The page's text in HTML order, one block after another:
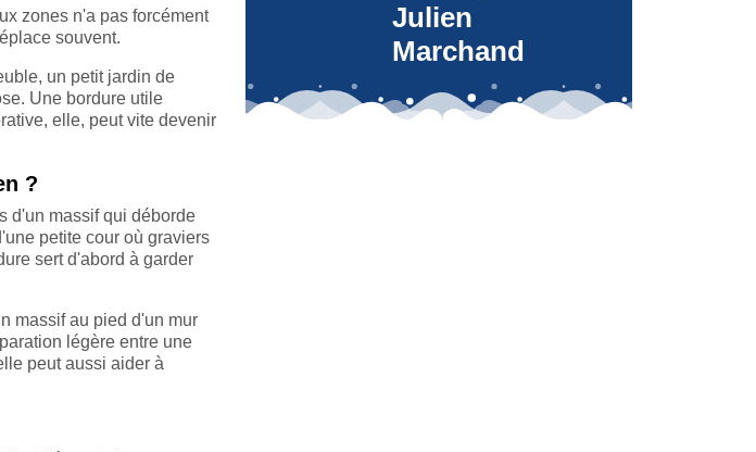
zones n'a pas forcément
souvent.
un petit jardin de
Une bordure utile
elle, peut vite devenir
?
d'un massif qui déborde
petite cour où graviers
sert d'abord à garder
massif au pied d'un mur
légère entre une
peut aussi aider à
Julien
Marchand